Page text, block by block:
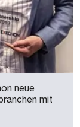
neue
mit